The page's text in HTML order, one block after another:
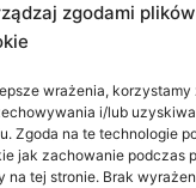
zgodami plików
wrażenia,
i/lub
Zgoda na te technologie
jak zachowanie podczas
na tej stronie. Brak
NASZ